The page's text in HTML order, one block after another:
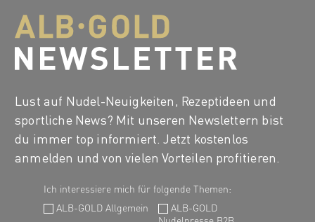
Lust auf Nudel-Neuigkeiten, Rezeptideen und
sportliche News? Mit unseren Newslettern bist
du immer top informiert. Jetzt kostenlos
anmelden und von vielen Vorteilen profitieren.